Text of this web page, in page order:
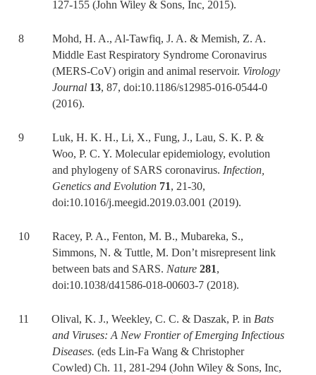
127-155 (John Wiley & Sons, Inc, 2015).
8 Mohd, H. A., Al-Tawfiq, J. A. & Memish, Z. A.
Middle East Respiratory Syndrome Coronavirus
(MERS-CoV) origin and animal reservoir. Virology
Journal 13, 87, doi:10.1186/s12985-016-0544-0
(2016).
9 Luk, H. K. H., Li, X., Fung, J., Lau, S. K. P. &
Woo, P. C. Y. Molecular epidemiology, evolution
and phylogeny of SARS coronavirus. Infection,
Genetics and Evolution 71, 21-30,
doi:10.1016/j.meegid.2019.03.001 (2019).
10 Racey, P. A., Fenton, M. B., Mubareka, S.,
Simmons, N. & Tuttle, M. Don’t misrepresent link
between bats and SARS. Nature 281,
doi:10.1038/d41586-018-00603-7 (2018).
11 Olival, K. J., Weekley, C. C. & Daszak, P. in Bats
and Viruses: A New Frontier of Emerging Infectious
Diseases. (eds Lin‐Fa Wang & Christopher
Cowled) Ch. 11, 281-294 (John Wiley & Sons, Inc,